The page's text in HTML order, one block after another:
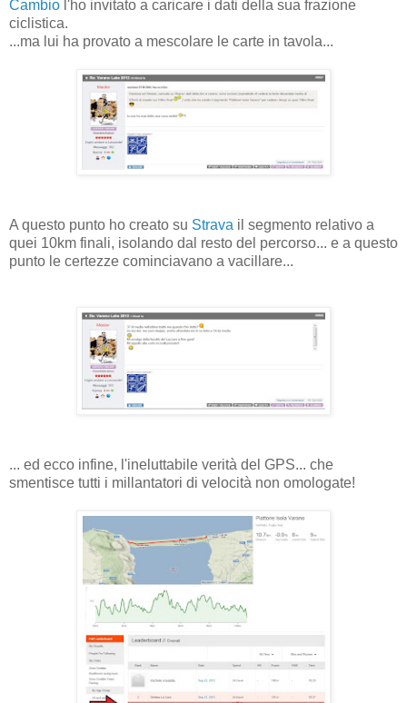
Cambio l'ho invitato a caricare i dati della sua frazione
ciclistica.
...ma lui ha provato a mescolare le carte in tavola...
A questo punto ho creato su Strava il segmento relativo a
quei 10km finali, isolando dal resto del percorso... e a questo
punto le certezze cominciavano a vacillare...
... ed ecco infine, l'ineluttabile verità del GPS... che
smentisce tutti i millantatori di velocità non omologate!